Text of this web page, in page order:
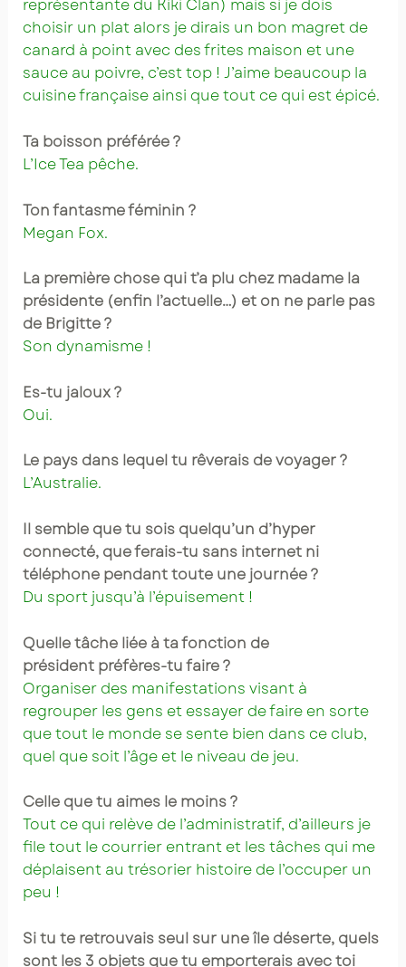
représentante du Kiki Clan) mais si je dois
choisir un plat alors je dirais un bon magret de
canard à point avec des frites maison et une
sauce au poivre, c’est top ! J’aime beaucoup la
cuisine française ainsi que tout ce qui est épicé.
Ta boisson préférée ?
L’Ice Tea pêche.
Ton fantasme féminin ?
Megan Fox.
La première chose qui t’a plu chez madame la
présidente (enfin l’actuelle…) et on ne parle pas
de Brigitte ?
Son dynamisme !
Es-tu jaloux ?
Oui.
Le pays dans lequel tu rêverais de voyager ?
L’Australie.
Il semble que tu sois quelqu’un d’hyper
connecté, que ferais-tu sans internet ni
téléphone pendant toute une journée ?
Du sport jusqu’à l’épuisement !
Quelle tâche liée à ta fonction de
président préfères-tu faire ?
Organiser des manifestations visant à
regrouper les gens et essayer de faire en sorte
que tout le monde se sente bien dans ce club,
quel que soit l’âge et le niveau de jeu.
Celle que tu aimes le moins ?
Tout ce qui relève de l’administratif, d’ailleurs je
file tout le courrier entrant et les tâches qui me
déplaisent au trésorier histoire de l’occuper un
peu !
Si tu te retrouvais seul sur une île déserte, quels
sont les 3 objets que tu emporterais avec toi